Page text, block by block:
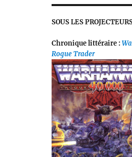
SOUS LES
Chronique littéraire :
Rogue Trader